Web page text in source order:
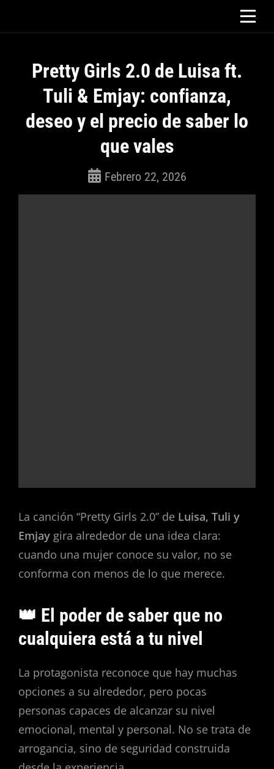
Pretty Girls 2.0 de Luisa ft.
Tuli & Emjay: confianza,
deseo y el precio de saber lo
que vales
Febrero 22, 2026
La canción “Pretty Girls 2.0” de Luisa, Tuli y
Emjay gira alrededor de una idea clara:
cuando una mujer conoce su valor, no se
conforma con menos de lo que merece.
👑 El poder de saber que no
cualquiera está a tu nivel
La protagonista reconoce que hay muchas
opciones a su alrededor, pero pocas
personas capaces de alcanzar su nivel
emocional, mental y personal. No se trata de
arrogancia, sino de seguridad construida